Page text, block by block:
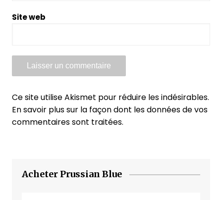
Site web
Ce site utilise Akismet pour réduire les indésirables.
En savoir plus sur la façon dont les données de vos
commentaires sont traitées.
Acheter Prussian Blue